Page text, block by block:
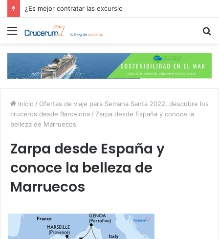
Menú
Inicio / Ofertas de viaje para Semana Santa 2022, descubre los
cruceros desde Barcelona / Zarpa desde España y conoce la
belleza de Marruecos
Zarpa desde España y
conoce la belleza de
Marruecos